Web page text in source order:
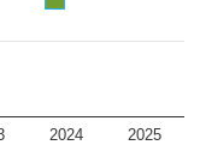
2024 2025